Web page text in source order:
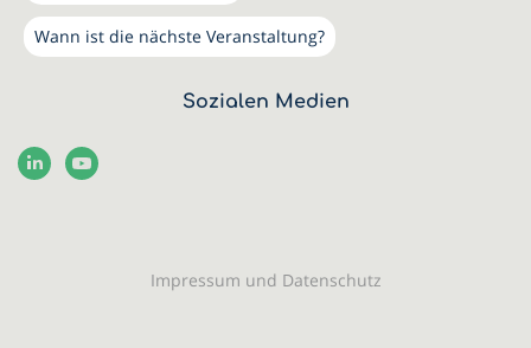
Wann ist die nächste Veranstaltung?
Sozialen Medien
Impressum und Datenschutz